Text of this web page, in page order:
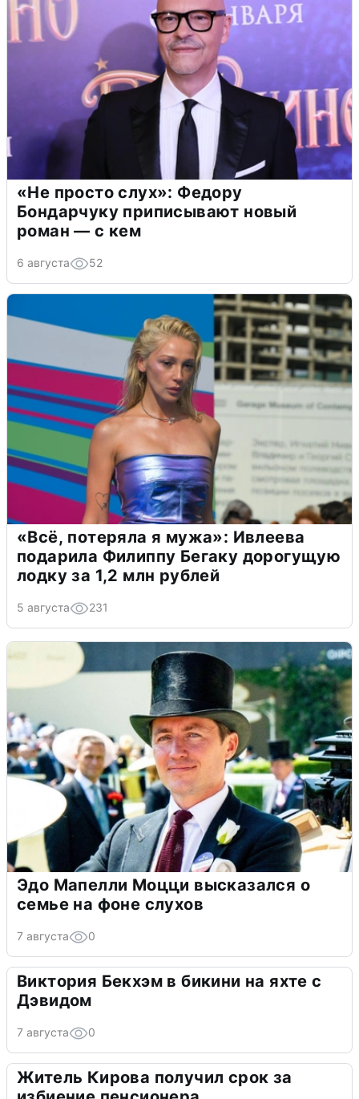
«Не просто слух»: Федору
Бондарчуку приписывают новый
роман — с кем
6 августа 52
«Всё, потеряла я мужа»: Ивлеева
подарила Филиппу Бегаку дорогущую
лодку за 1,2 млн рублей
5 августа 231
Эдо Мапелли Моцци высказался о
семье на фоне слухов
7 августа 0
Виктория Бекхэм в бикини на яхте с
Дэвидом
7 августа 0
Житель Кирова получил срок за